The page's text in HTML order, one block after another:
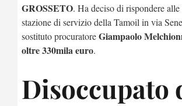
GROSSETO. Ha deciso di rispondere
stazione di servizio della Tamoil in via
sostituto procuratoreGiampaolo
oltre 330mila euro.
Disoccupato